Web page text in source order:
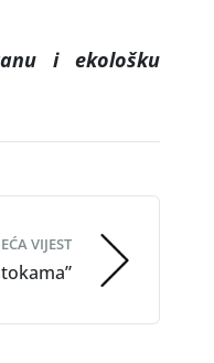
i ekološku
VIJEST